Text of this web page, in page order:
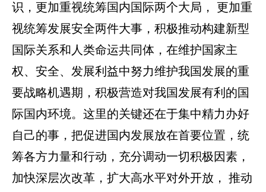
识，更加重视统筹国内国际两个大局， 更加重
视统筹发展安全两件大事，积极推动构建新型
国际关系和人类命运共同体，在维护国家主
权、安全、发展利益中努力维护我国发展的重
要战略机遇期，积极营造对我国发展有利的国
际国内环境。这里的关键还在于集中精力办好
自己的事，把促进国内发展放在首要位置，统
筹各方力量和行动，充分调动一切积极因素，
加快深层次改革，扩大高水平对外开放， 推动